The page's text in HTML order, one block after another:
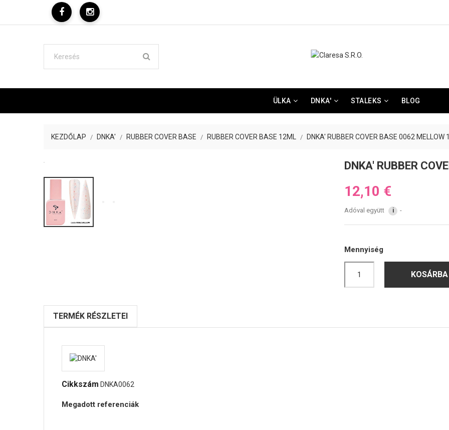
ÜLKA DNKA' STALEKS BLOG
KEZDŐLAP DNKA' RUBBER COVER BASE RUBBER COVER BASE 12ML DNKA' RUBBER COVER BASE 0062 MELLOW
DNKA' RUBBER
12,10 €
Adóval együtt i
Mennyiség
KOSÁRBA
TERMÉK RÉSZLETEI
Cikkszám DNKA0062
Megadott referenciák